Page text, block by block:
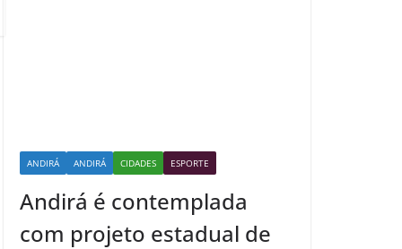
ANDIRÁ ANDIRÁ CIDADES ESPORTE
Andirá é contemplada
com projeto estadual de